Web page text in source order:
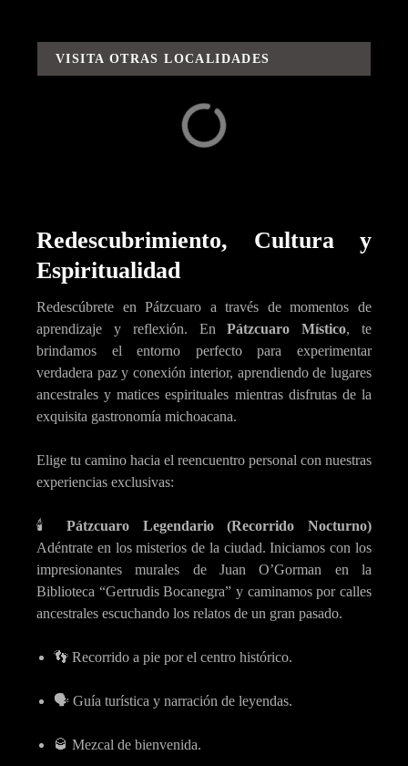
VISITA OTRAS LOCALIDADES
Redescubrimiento, Cultura y
Espiritualidad
Redescúbrete en Pátzcuaro a través de momentos de
aprendizaje y reflexión. EnPátzcuaro Místico, te
brindamos el entorno perfecto para experimentar
verdadera paz y conexión interior, aprendiendo de lugares
ancestrales y matices espirituales mientras disfrutas de la
exquisita gastronomía michoacana.
Elige tu camino hacia el reencuentro personal con nuestras
experiencias exclusivas:
🕯️Pátzcuaro Legendario (Recorrido Nocturno)
Adéntrate en los misterios de la ciudad. Iniciamos con los
impresionantes murales de Juan O’Gorman en la
Biblioteca “Gertrudis Bocanegra” y caminamos por calles
ancestrales escuchando los relatos de un gran pasado.
👣 Recorrido a pie por el centro histórico.
🗣️ Guía turística y narración de leyendas.
🥃 Mezcal de bienvenida.